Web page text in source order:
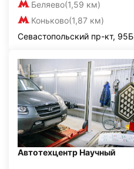
Беляево(1,59 км)
Коньково(1,87 км)
Севастопольский пр-кт, 95Б
Автотехцентр Научный